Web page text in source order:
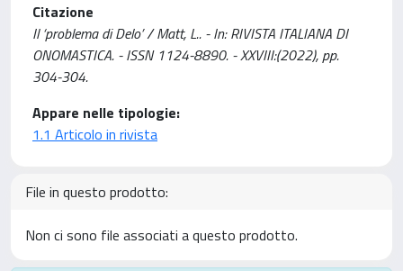
Citazione
Il ‘problema di Delo’ / Matt, L.. - In: RIVISTA ITALIANA DI
ONOMASTICA. - ISSN 1124-8890. - XXVIII:(2022), pp.
304-304.
Appare nelle tipologie:
1.1 Articolo in rivista
File in questo prodotto:
Non ci sono file associati a questo prodotto.